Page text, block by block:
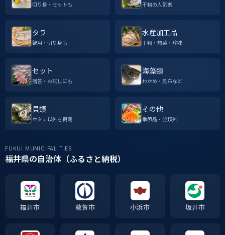
切り身・セットも 干物の人気者
タラ
鍋用・切り身も
水産加工品
干物・惣菜・珍味
セット
贈答・お試しにも
海藻類
わかめ・昆布など
貝類
ホタテ以外を掲載
その他
季節品・分類外
FUKUI MUNICIPALITIES
福井県の自治体（ふるさと納税）
福井市 敦賀市 小浜市 坂井市